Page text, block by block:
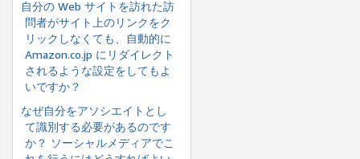
自分の Web サイトを訪れた訪
問者がサイト上のリンクをク
リックしなくても、自動的に
Amazon.co.jp にリダイレクト
されるような設定をしてもよ
いですか？
なぜ自分をアソシエイトとし
て識別する必要があるのです
か？ ソーシャルメディアでこ